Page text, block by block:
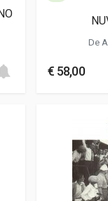
De
€ 58,00